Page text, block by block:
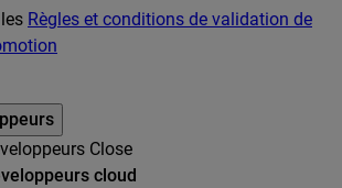
Règles et conditions de validation de
Close
cloud